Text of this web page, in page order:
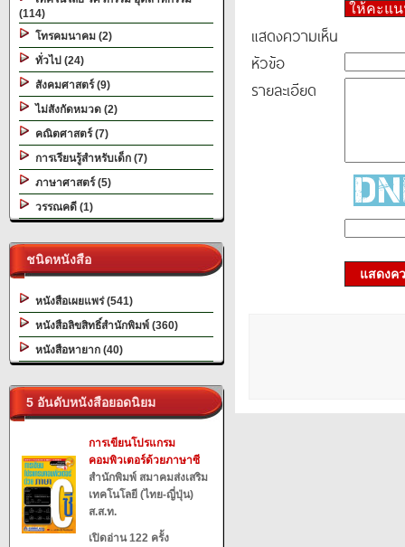
(114)
โทรคมนาคม (2)
ทั่วไป (24)
สังคมศาสตร์ (9)
ไม่สังกัดหมวด (2)
คณิตศาสตร์ (7)
การเรียนรู้สำหรับเด็ก (7)
ภาษาศาสตร์ (5)
วรรณคดี (1)
ชนิดหนังสือ
หนังสือเผยแพร่ (541)
หนังสือลิขสิทธิ์สำนักพิมพ์ (360)
หนังสือหายาก (40)
5 อันดับหนังสือยอดนิยม
การเขียนโปรแกรม
คอมพิวเตอร์ด้วยภาษาซี
สำนักพิมพ์ สมาคมส่งเสริม
เทคโนโลยี (ไทย-ญี่ปุ่น)
ส.ส.ท.
เปิดอ่าน 122 ครั้ง
ให้คะแ
แสดงความเห็น
หัวข้อ
รายละเอียด
แสดงค